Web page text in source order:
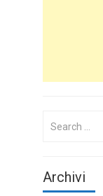
Search
Archivi